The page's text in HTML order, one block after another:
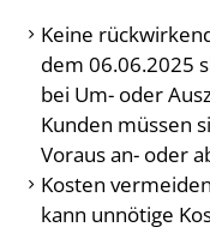
Keine
dem 06.06.2025
bei Um- oder
Kunden müssen
Voraus an- oder
Kosten
kann unnötige